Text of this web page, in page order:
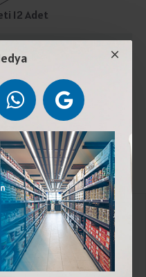
12 Adet
peynir kültürü, tuz.
ediniz.Laktoz içerir.